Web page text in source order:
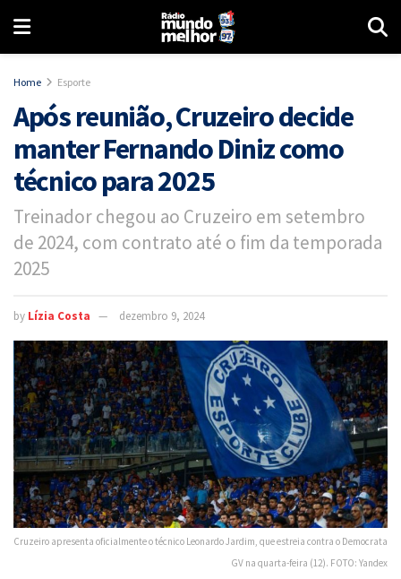
Home Esporte
Após reunião, Cruzeiro decide
manter Fernando Diniz como
técnico para 2025
Treinador chegou ao Cruzeiro em setembro
de 2024, com contrato até o fim da temporada
2025
by Lízia Costa dezembro 9, 2024
Cruzeiro apresenta oficialmente o técnico Leonardo Jardim, que estreia contra o Democrata
GV na quarta-feira (12). FOTO: Yandex